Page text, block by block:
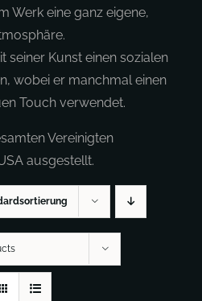
DE
Werk eine ganz eigene,
seiner Kunst einen sozialen
wobei er manchmal einen
Touch verwendet.
Vereinigten
ausgestellt.